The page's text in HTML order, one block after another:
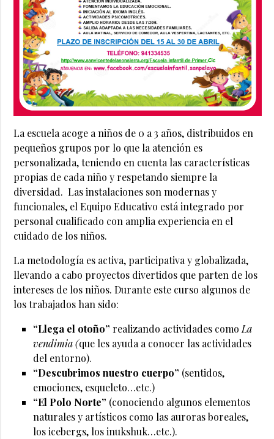
La escuela acoge a niños de 0 a 3 años, distribuidos en
pequeños grupos por lo que la atención es
personalizada, teniendo en cuenta las características
propias de cada niño y respetando siempre la
diversidad. Las instalaciones son modernas y
funcionales, el Equipo Educativo está integrado por
personal cualificado con amplia experiencia en el
cuidado de los niños.
La metodología es activa, participativa y globalizada,
llevando a cabo proyectos divertidos que parten de los
intereses de los niños. Durante este curso algunos de
los trabajados han sido:
“Llega el otoño” realizando actividades como La
vendimia (que les ayuda a conocer las actividades
del entorno).
“Descubrimos nuestro cuerpo” (sentidos,
emociones, esqueleto…etc.)
“El Polo Norte” (conociendo algunos elementos
naturales y artísticos como las auroras boreales,
los icebergs, los inukshuk…etc.).